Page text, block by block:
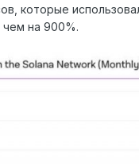
которые
чем на 900%.